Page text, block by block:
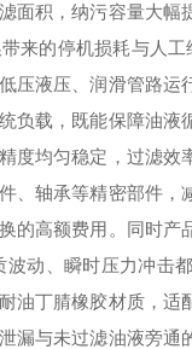
面积，纳污容量大
来的停机损耗与人
压液压、润滑管路运
负载，既能保障油液
度均匀稳定，过滤
轴承等精密部件，
的高额费用。同时产
动、瞬时压力冲击
油丁腈橡胶材质，适
漏与未过滤油液旁